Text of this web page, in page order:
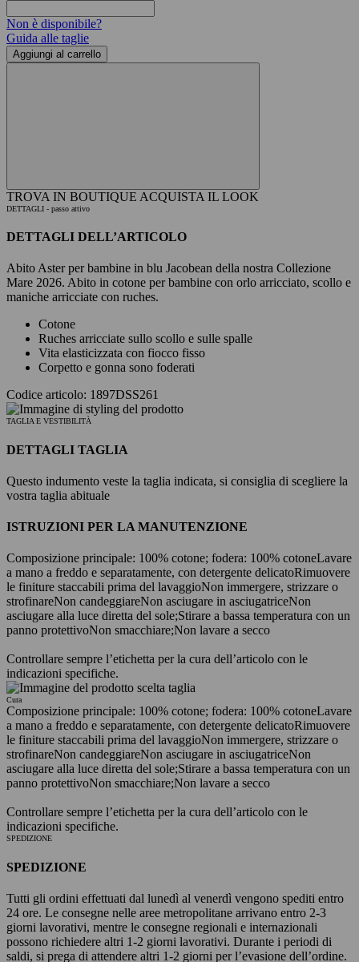
Non è disponibile?
Guida alle taglie
Aggiungi al carrello
TROVA IN BOUTIQUE ACQUISTA IL LOOK
DETTAGLI - passo attivo
DETTAGLI DELL’ARTICOLO
Abito Aster per bambine in blu Jacobean della nostra Collezione
Mare 2026. Abito in cotone per bambine con orlo arricciato, scollo e
maniche arricciate con ruches.
Cotone
Ruches arricciate sullo scollo e sulle spalle
Vita elasticizzata con fiocco fisso
Corpetto e gonna sono foderati
Codice articolo: 1897DSS261
TAGLIA E VESTIBILITÀ
DETTAGLI TAGLIA
Questo indumento veste la taglia indicata, si consiglia di scegliere la
vostra taglia abituale
ISTRUZIONI PER LA MANUTENZIONE
Composizione principale: 100% cotone; fodera: 100% cotoneLavare
a mano a freddo e separatamente, con detergente delicatoRimuovere
le finiture staccabili prima del lavaggioNon immergere, strizzare o
strofinareNon candeggiareNon asciugare in asciugatriceNon
asciugare alla luce diretta del sole;Stirare a bassa temperatura con un
panno protettivoNon smacchiare;Non lavare a secco
Controllare sempre l’etichetta per la cura dell’articolo con le
indicazioni specifiche.
Cura
Composizione principale: 100% cotone; fodera: 100% cotoneLavare
a mano a freddo e separatamente, con detergente delicatoRimuovere
le finiture staccabili prima del lavaggioNon immergere, strizzare o
strofinareNon candeggiareNon asciugare in asciugatriceNon
asciugare alla luce diretta del sole;Stirare a bassa temperatura con un
panno protettivoNon smacchiare;Non lavare a secco
Controllare sempre l’etichetta per la cura dell’articolo con le
indicazioni specifiche.
SPEDIZIONE
SPEDIZIONE
Tutti gli ordini effettuati dal lunedì al venerdì vengono spediti entro
24 ore. Le consegne nelle aree metropolitane arrivano entro 2-3
giorni lavorativi, mentre le consegne regionali e internazionali
possono richiedere altri 1-2 giorni lavorativi. Durante i periodi di
saldi, si prega di attendere altri 1-2 giorni per l’evasione dell’ordine.